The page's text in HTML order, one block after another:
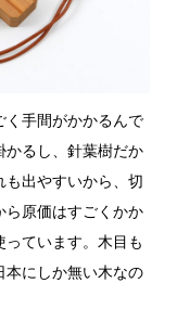
く手間がかかるんで
るし、針葉樹だか
も出やすいから、切
原価はすごくかか
ています。木目も
にしか無い木なの